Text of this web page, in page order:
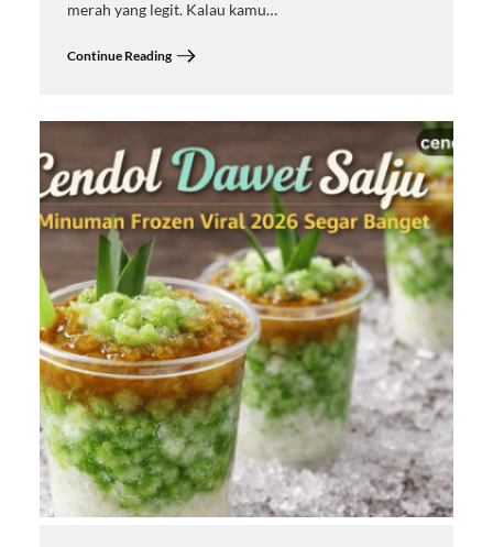
merah yang legit. Kalau kamu…
Continue Reading